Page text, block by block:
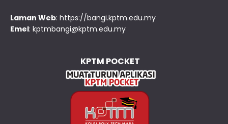
Laman Web: https://bangi.kptm.edu.my
Emel: kptmbangi@kptm.edu.my
KPTM POCKET